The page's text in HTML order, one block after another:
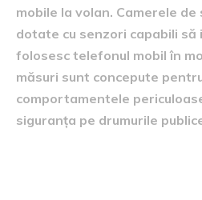
mobile la volan. Camerele
dotate cu senzori capabili
folosesc telefonul mobil în
măsuri sunt concepute
comportamentele
siguranța pe drumurile